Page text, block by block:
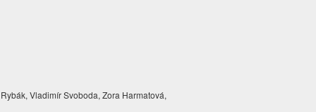
Vladimír Svoboda, Zora Harmatová,